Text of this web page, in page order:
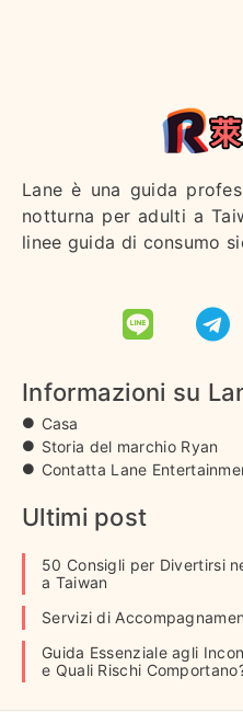
Lane è una guida
notturna per adulti a
linee guida di consumo
Informazioni su
Casa
Storia del marchio Ryan
Contatta Lane
Ultimi post
50 Consigli per Divertirsi
a Taiwan
Servizi di
Guida Essenziale agli
e Quali Rischi